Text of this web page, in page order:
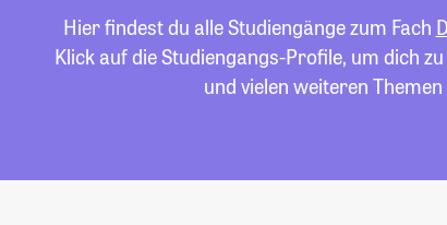
Hier findest du alle Studiengänge zum Fach
Klick auf die Studiengangs-Profile, um dich
und vielen weiteren